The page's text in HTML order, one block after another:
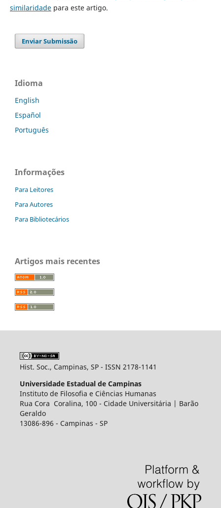
similaridadepara este artigo.
Enviar Submissão
Idioma
English
Español
Português
Informações
Para Leitores
Para Autores
Para Bibliotecários
Artigos mais recentes
Hist. Soc., Campinas, SP - ISSN 2178-1141
Universidade Estadual de Campinas
Instituto de Filosofia e Ciências Humanas
Rua Cora Coralina, 100 - Cidade Universitária | Barão
Geraldo
13086-896 - Campinas - SP